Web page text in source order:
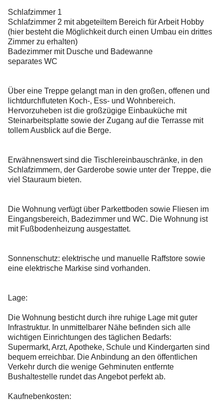
Schlafzimmer 1
Schlafzimmer 2 mit abgeteiltem Bereich für Arbeit Hobby
(hier besteht die Möglichkeit durch einen Umbau ein drittes
Zimmer zu erhalten)
Badezimmer mit Dusche und Badewanne
separates WC
Über eine Treppe gelangt man in den großen, offenen und
lichtdurchfluteten Koch-, Ess- und Wohnbereich.
Hervorzuheben ist die großzügige Einbauküche mit
Steinarbeitsplatte sowie der Zugang auf die Terrasse mit
tollem Ausblick auf die Berge.
Erwähnenswert sind die Tischlereinbauschränke, in den
Schlafzimmern, der Garderobe sowie unter der Treppe, die
viel Stauraum bieten.
Die Wohnung verfügt über Parkettboden sowie Fliesen im
Eingangsbereich, Badezimmer und WC. Die Wohnung ist
mit Fußbodenheizung ausgestattet.
Sonnenschutz: elektrische und manuelle Raffstore sowie
eine elektrische Markise sind vorhanden.
Lage:
Die Wohnung besticht durch ihre ruhige Lage mit guter
Infrastruktur. In unmittelbarer Nähe befinden sich alle
wichtigen Einrichtungen des täglichen Bedarfs:
Supermarkt, Arzt, Apotheke, Schule und Kindergarten sind
bequem erreichbar. Die Anbindung an den öffentlichen
Verkehr durch die wenige Gehminuten entfernte
Bushaltestelle rundet das Angebot perfekt ab.
Kaufnebenkosten: